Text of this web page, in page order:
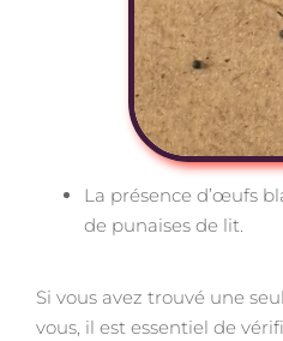
La présence d’œufs
de punaises de lit.
Si vous avez trouvé une
vous, il est essentiel de